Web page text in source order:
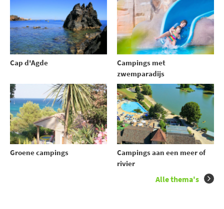
Cap d'Agde
Campings met
zwemparadijs
Groene campings
Campings aan een meer of
rivier
Alle thema's